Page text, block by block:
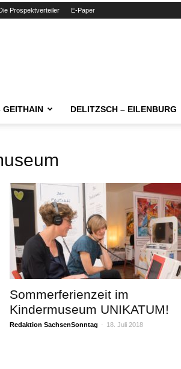
Prospektverteiler E-Paper
GEITHAIN DELITZSCH – EILENBURG
Sommerferienzeit im
Kindermuseum UNIKATUM!
Redaktion SachsenSonntag - 18. Juli 2018